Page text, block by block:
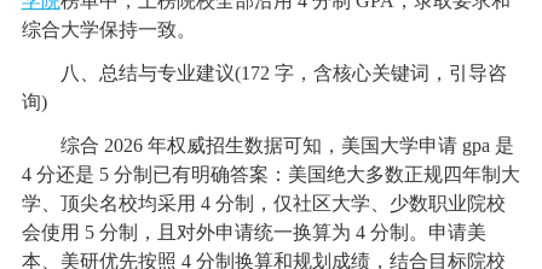
综合大学保持一致。
八、总结与专业建议(172 字，含核心关键词，引导咨
询)
综合 2026 年权威招生数据可知，美国大学申请 gpa 是
4 分还是 5 分制已有明确答案：美国绝大多数正规四年制大
学、顶尖名校均采用 4 分制，仅社区大学、少数职业院校
会使用 5 分制，且对外申请统一换算为 4 分制。申请美
本、美研优先按照 4 分制换算和规划成绩，结合目标院校